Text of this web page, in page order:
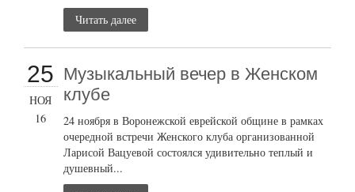
Читать далее
25
НОЯ
16
Музыкальный вечер в Женском
клубе
24 ноября в Воронежской еврейской общине в рамках
очередной встречи Женского клуба организованной
Ларисой Вацуевой состоялся удивительно теплый и
душевный...